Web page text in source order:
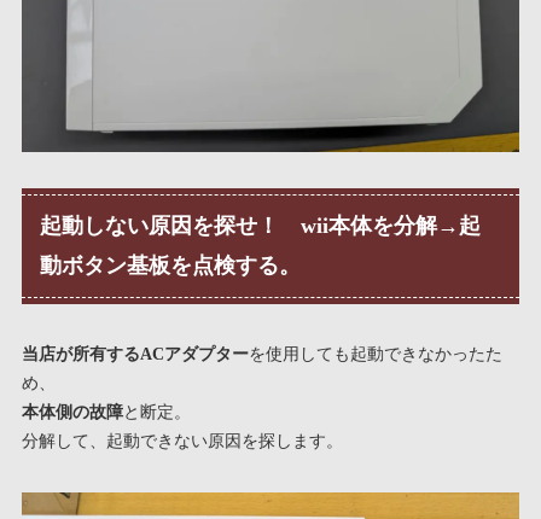
起動しない原因を探せ！ wii本体を分解→起
動ボタン基板を点検する。
当店が所有するACアダプターを使用しても起動できなかったた
め、
本体側の故障と断定。
分解して、起動できない原因を探します。